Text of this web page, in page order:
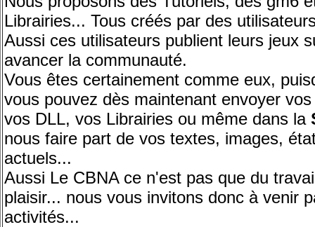
Librairies... Tous créés par des
Aussi ces utilisateurs publient leurs jeux
avancer la communauté.
Vous êtes certainement comme eux,
vous pouvez dès maintenant envoyer
vos DLL, vos Librairies ou même dans la
nous faire part de vos textes, images,
actuels...
Aussi Le CBNA ce n'est pas que du
plaisir... nous vous invitons donc à venir
activités...